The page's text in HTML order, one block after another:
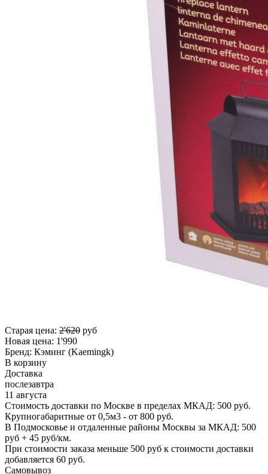
Старая цена: 2'620 руб
Новая цена: 1'990
Бренд: Кэминг (Kaemingk)
В корзину
Доставка
послезавтра
11 августа
Стоимость доставки по Москве в пределах МКАД: 500 руб.
Крупногабаритные от 0,5м3 - от 800 руб.
В Подмосковье и отдаленные районы Москвы за МКАД: 500
руб + 45 руб/км.
При стоимости заказа меньше 500 руб к стоимости доставки
добавляется 60 руб.
Самовывоз